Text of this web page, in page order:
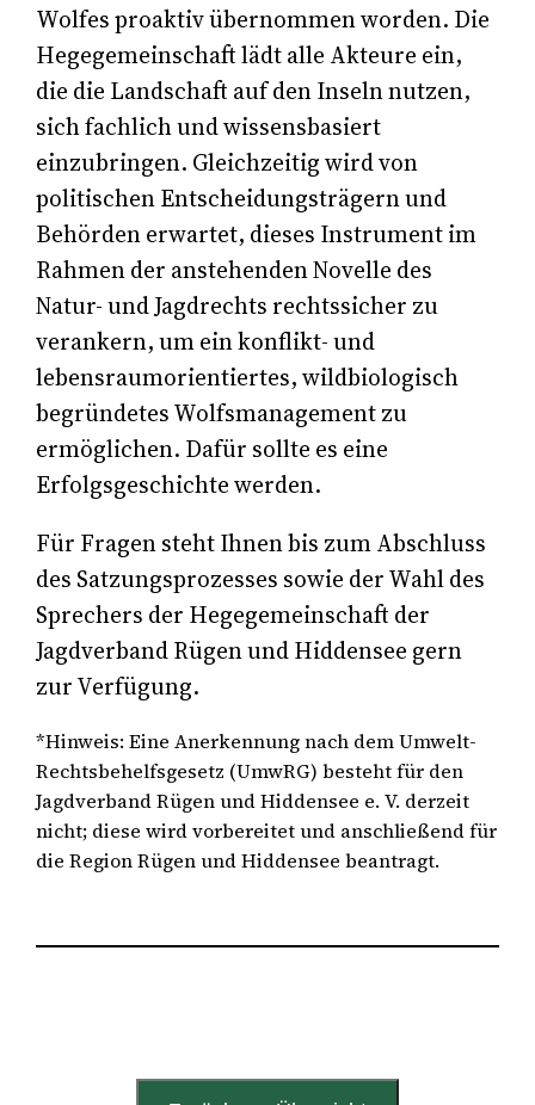
Wolfes proaktiv übernommen worden. Die
Hegegemeinschaft lädt alle Akteure ein,
die die Landschaft auf den Inseln nutzen,
sich fachlich und wissensbasiert
einzubringen. Gleichzeitig wird von
politischen Entscheidungsträgern und
Behörden erwartet, dieses Instrument im
Rahmen der anstehenden Novelle des
Natur- und Jagdrechts rechtssicher zu
verankern, um ein konflikt- und
lebensraumorientiertes, wildbiologisch
begründetes Wolfsmanagement zu
ermöglichen. Dafür sollte es eine
Erfolgsgeschichte werden.
Für Fragen steht Ihnen bis zum Abschluss
des Satzungsprozesses sowie der Wahl des
Sprechers der Hegegemeinschaft der
Jagdverband Rügen und Hiddensee gern
zur Verfügung.
*Hinweis: Eine Anerkennung nach dem Umwelt-
Rechtsbehelfsgesetz (UmwRG) besteht für den
Jagdverband Rügen und Hiddensee e. V. derzeit
nicht; diese wird vorbereitet und anschließend für
die Region Rügen und Hiddensee beantragt.